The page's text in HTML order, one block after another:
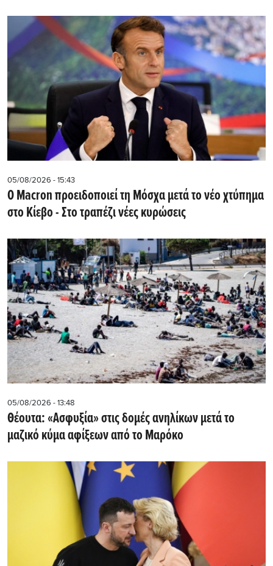
05/08/2026 - 15:43
Ο Macron προειδοποιεί τη Μόσχα μετά το νέο χτύπημα
στο Κίεβο - Στο τραπέζι νέες κυρώσεις
05/08/2026 - 13:48
Θέουτα: «Ασφυξία» στις δομές ανηλίκων μετά το
μαζικό κύμα αφίξεων από το Μαρόκο